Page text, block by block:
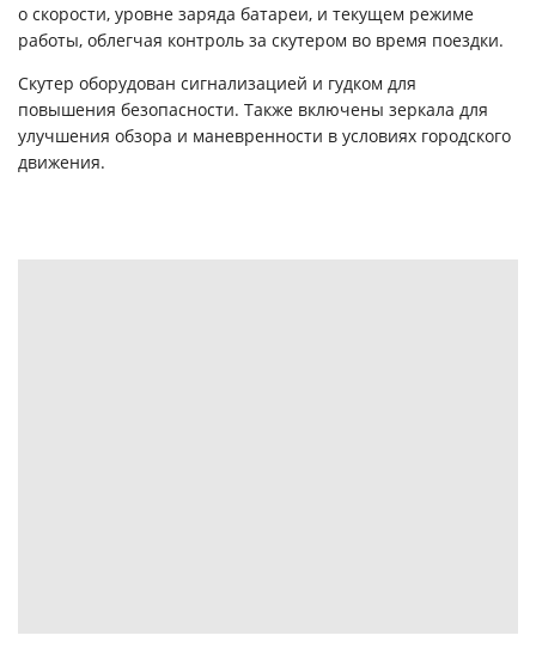
о скорости, уровне заряда батареи, и текущем режиме
работы, облегчая контроль за скутером во время поездки.
Скутер оборудован сигнализацией и гудком для
повышения безопасности. Также включены зеркала для
улучшения обзора и маневренности в условиях городского
движения.